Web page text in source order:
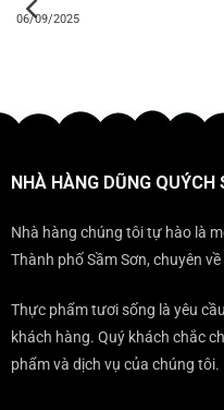
06/09/2025
NHÀ HÀNG DŨNG QUÝCH
Nhà hàng chúng tôi tự hào là
Thành phố Sầm Sơn, chuyên
Thực phẩm tươi sống là yêu
khách hàng. Quý khách chắc
phẩm và dịch vụ của chúng tôi.